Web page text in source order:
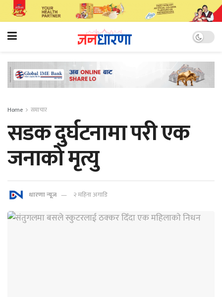
Home समाचार
सडक दुर्घटनामा परी एक
जनाको मृत्यु
धारणा न्यूज २ महिना अगाडि